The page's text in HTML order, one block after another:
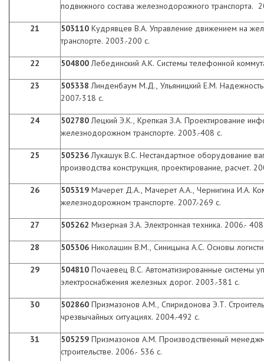
подвижного состава железнодорожного транспорта.
21 503110 Кудрявцев В.А. Управление движением на
транспорте. 2003.-200 с.
22 504800Лебединский А.К. Системы телефонной
23 505338Линденбаум М.Д., Ульяницкий Е.М.
2007.-318 с.
24 502780Лецкий Э.К., Крепкая З.А. Проектирование
железнодорожном транспорте. 2003.-408 с.
25 505236Лукашук В.С. Нестандартное оборудование
производства конструкция, проектирование, расчет.
26 505319 Мачерет Д.А., Мачерет А.А., Чернигина И.А.
железнодорожном транспорте. 2007.-269 с.
27 505262 Мизерная З.А. Электронная техника. 2006.-
28 505306 Николашин В.М., Синицына А.С. Основы
29 504810 Почаевец В.С. Автоматизированные системы
электроснабжения железных дорог. 2003.-381 с.
30 502860 Призмазонов А.М., Спиридонова Э.Т.
чрезвычайных ситуациях. 2004.-492 с.
31 505259 Призмазонов А.М. Производственный
строительстве. 2006.- 536 с.